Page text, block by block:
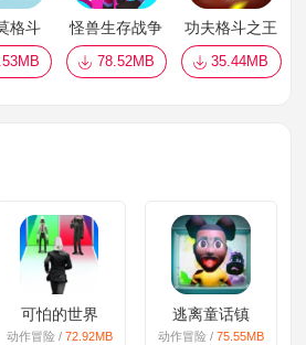
格斗 怪兽生存战争
78.52MB
功夫格斗之王
35.44MB
可怕的世界
动作冒险 / 72.92MB
逃离童话镇
动作冒险 /75.55MB